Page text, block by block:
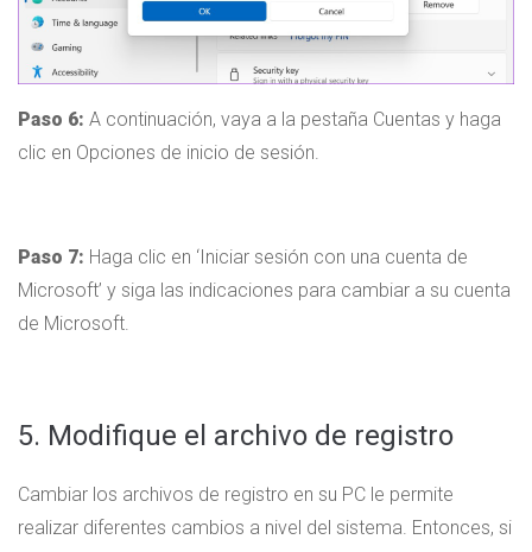
Paso 6: A continuación, vaya a la pestaña Cuentas y haga
clic en Opciones de inicio de sesión.
Paso 7: Haga clic en ‘Iniciar sesión con una cuenta de
Microsoft’ y siga las indicaciones para cambiar a su cuenta
de Microsoft.
5. Modifique el archivo de registro
Cambiar los archivos de registro en su PC le permite
realizar diferentes cambios a nivel del sistema. Entonces, si